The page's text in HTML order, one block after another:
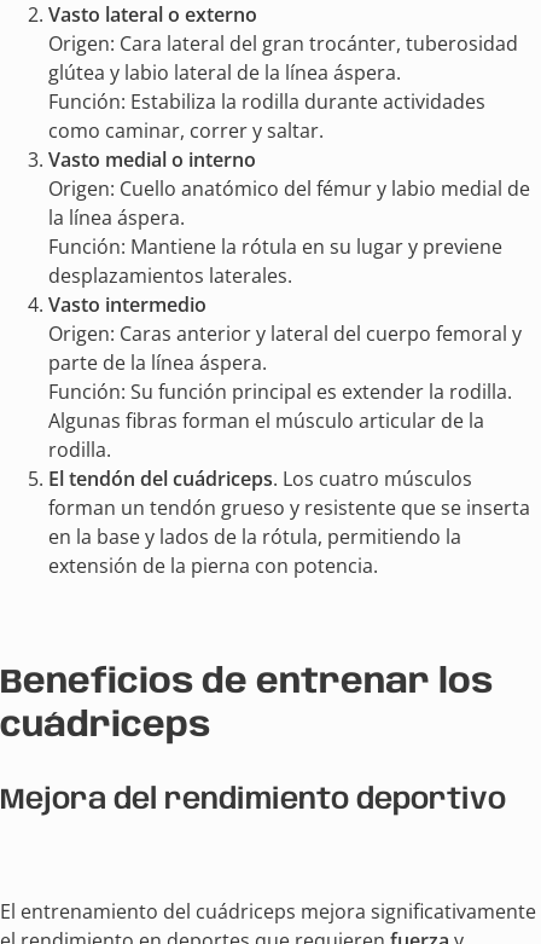
Vasto lateral o externo
Origen: Cara lateral del gran trocánter, tuberosidad
glútea y labio lateral de la línea áspera.
Función: Estabiliza la rodilla durante actividades
como caminar, correr y saltar.
Vasto medial o interno
Origen: Cuello anatómico del fémur y labio medial de
la línea áspera.
Función: Mantiene la rótula en su lugar y previene
desplazamientos laterales.
Vasto intermedio
Origen: Caras anterior y lateral del cuerpo femoral y
parte de la línea áspera.
Función: Su función principal es extender la rodilla.
Algunas fibras forman el músculo articular de la
rodilla.
El tendón del cuádriceps. Los cuatro músculos
forman un tendón grueso y resistente que se inserta
en la base y lados de la rótula, permitiendo la
extensión de la pierna con potencia.
Beneficios de entrenar los
cuádriceps
Mejora del rendimiento deportivo
El entrenamiento del cuádriceps mejora significativamente